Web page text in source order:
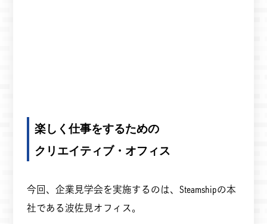
楽しく仕事をするための
クリエイティブ・オフィス
今回、企業見学会を実施するのは、Steamshipの本
社である波佐見オフィス。